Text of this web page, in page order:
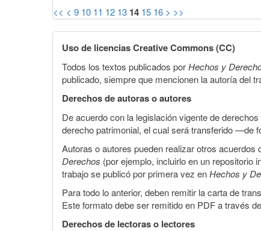
<< < 9 10 11 12 13 14 15 16 > >>
Uso de licencias Creative Commons (CC)
Todos los textos publicados porHechos y
publicado, siempre que mencionen la autoría del
Derechos de autoras o autores
De acuerdo con la legislación vigente de
derecho patrimonial, el cual será transferido —de
Autoras o autores pueden realizar otros
Derechos (por ejemplo, incluirlo en un repositorio
trabajo se publicó por primera vez enHechos y
Para todo lo anterior, deben remitir la carta de
Este formato debe ser remitido en PDF a través
Derechos de lectoras o lectores